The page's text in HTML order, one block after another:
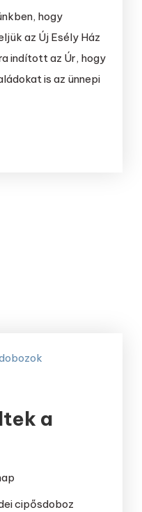
hogy
az Új Esély Ház
indított az Úr, hogy
is az ünnepi
a
cipősdoboz